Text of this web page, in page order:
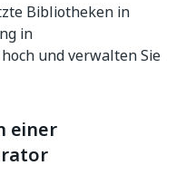
Bibliotheken in
in
und verwalten Sie
einer